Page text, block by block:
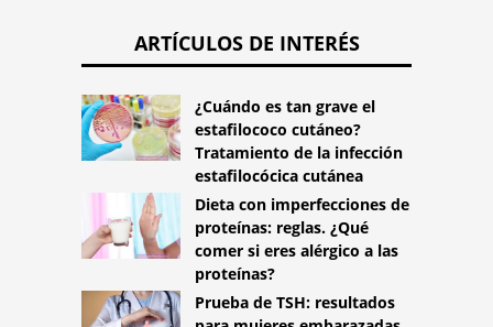
ARTÍCULOS DE INTERÉS
¿Cuándo es tan grave el
estafilococo cutáneo?
Tratamiento de la infección
estafilocócica cutánea
Dieta con imperfecciones de
proteínas: reglas. ¿Qué
comer si eres alérgico a las
proteínas?
Prueba de TSH: resultados